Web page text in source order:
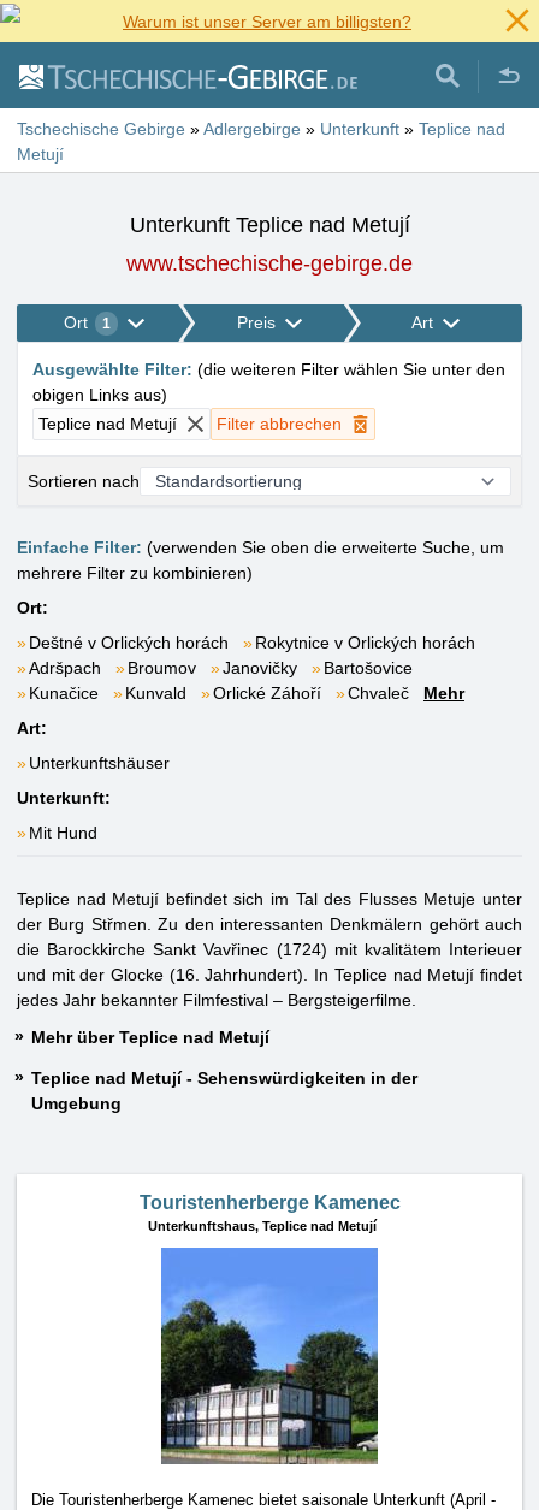
Warum ist unser Server am billigsten?
Tschechische Gebirge »Adlergebirge » Unterkunft » Teplice nad
Metují
Unterkunft Teplice nad Metují
www.tschechische-gebirge.de
Ort 1 Preis Art
Ausgewählte Filter: (die weiteren Filter wählen Sie unter den
obigen Links aus)
Teplice nad Metují
Filter abbrechen
Sortieren nach
Einfache Filter: (verwenden Sie oben die erweiterte Suche, um
mehrere Filter zu kombinieren)
Ort:
Deštné v Orlických horách
Rokytnice v Orlických horách
Adršpach
Broumov Janovičky
Bartošovice
Kunačice
Kunvald Orlické Záhoří Chvaleč
Mehr
Art:
Unterkunftshäuser
Unterkunft:
Mit Hund
Teplice nad Metují befindet sich im Tal des Flusses Metuje unter
der Burg Střmen. Zu den interessanten Denkmälern gehört auch
die Barockkirche Sankt Vavřinec (1724) mit kvalitätem Interieuer
und mit der Glocke (16. Jahrhundert). In Teplice nad Metují findet
jedes Jahr bekannter Filmfestival – Bergsteigerfilme.
Mehr über Teplice nad Metují
Teplice nad Metují - Sehenswürdigkeiten in der
Umgebung
Touristenherberge Kamenec
Unterkunftshaus, Teplice nad Metují
Die Touristenherberge Kamenec bietet saisonale Unterkunft (April -